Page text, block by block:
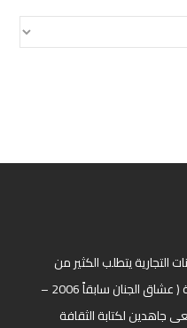
التجارية يتطلب الكثير من
التطوير , لذلك نحن في 2018 نقدم تقنية ( عشاق الجنان سابقاً 2006 –
جاهدين لكتابة الثقافة